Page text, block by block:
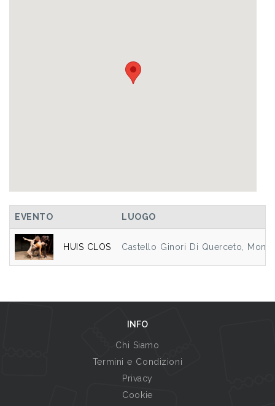
EVENTO LUOGO
HUIS CLOS Castello Ginori Di Querceto,
INFO
Chi Siamo
Termini e Condizioni
Privacy
Cookie